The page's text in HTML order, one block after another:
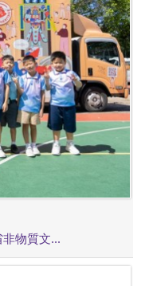
物質文...